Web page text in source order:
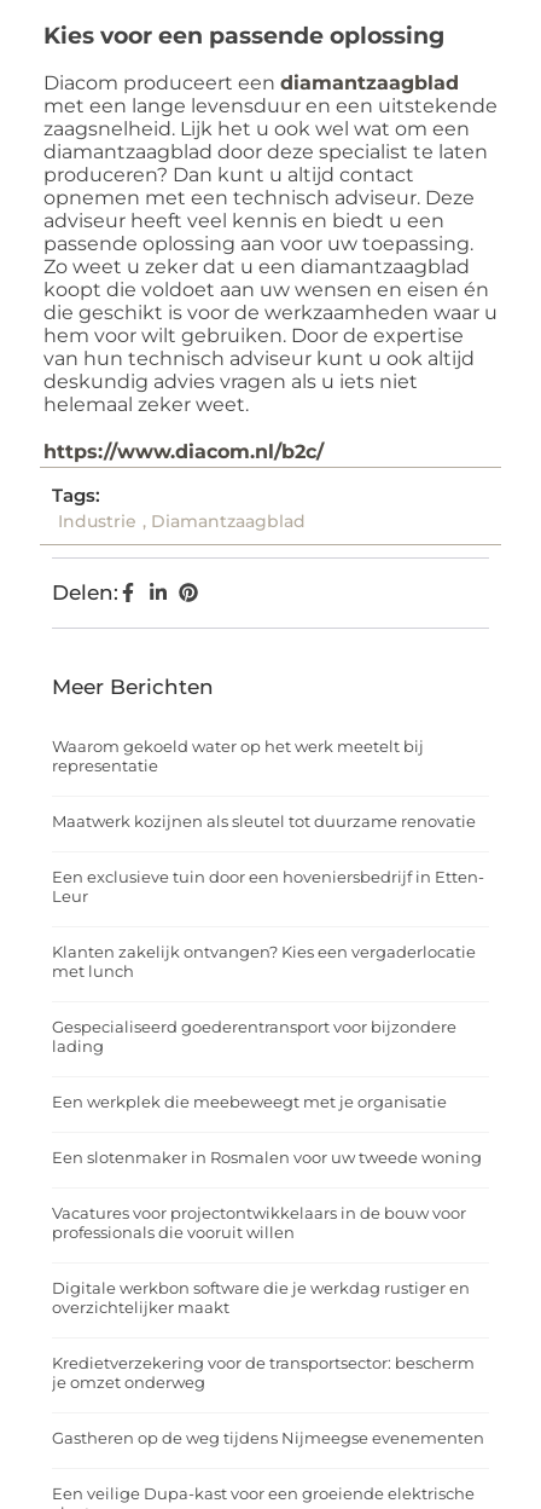
Kies voor een passende oplossing
Diacom produceert een diamantzaagblad
met een lange levensduur en een uitstekende
zaagsnelheid. Lijk het u ook wel wat om een
diamantzaagblad door deze specialist te laten
produceren? Dan kunt u altijd contact
opnemen met een technisch adviseur. Deze
adviseur heeft veel kennis en biedt u een
passende oplossing aan voor uw toepassing.
Zo weet u zeker dat u een diamantzaagblad
koopt die voldoet aan uw wensen en eisen én
die geschikt is voor de werkzaamheden waar u
hem voor wilt gebruiken. Door de expertise
van hun technisch adviseur kunt u ook altijd
deskundig advies vragen als u iets niet
helemaal zeker weet.
https://www.diacom.nl/b2c/
Tags:
Industrie , Diamantzaagblad
Delen:
Meer Berichten
Waarom gekoeld water op het werk meetelt bij
representatie
Maatwerk kozijnen als sleutel tot duurzame renovatie
Een exclusieve tuin door een hoveniersbedrijf in Etten-
Leur
Klanten zakelijk ontvangen? Kies een vergaderlocatie
met lunch
Gespecialiseerd goederentransport voor bijzondere
lading
Een werkplek die meebeweegt met je organisatie
Een slotenmaker in Rosmalen voor uw tweede woning
Vacatures voor projectontwikkelaars in de bouw voor
professionals die vooruit willen
Digitale werkbon software die je werkdag rustiger en
overzichtelijker maakt
Kredietverzekering voor de transportsector: bescherm
je omzet onderweg
Gastheren op de weg tijdens Nijmeegse evenementen
Een veilige Dupa-kast voor een groeiende elektrische